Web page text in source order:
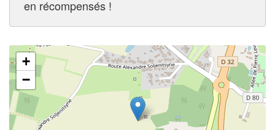
en récompensés !
+
−